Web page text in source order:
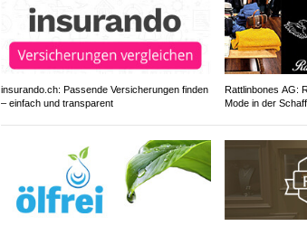
insurando.ch: Passende Versicherungen finden
– einfach und transparent
Rattlinbones AG:
Mode in der